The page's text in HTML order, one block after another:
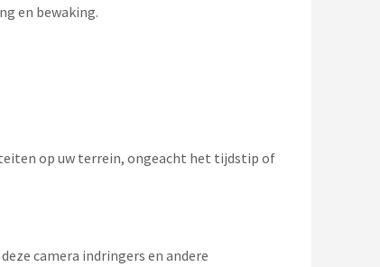
en bewaking.
op uw terrein, ongeacht het tijdstip of
camera indringers en andere